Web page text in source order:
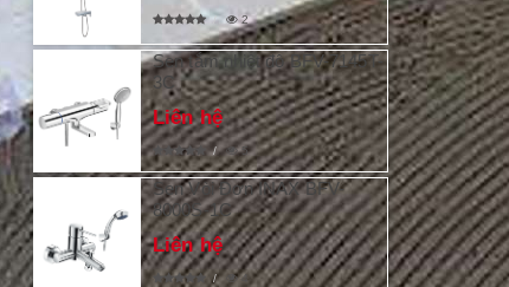
2
Sen tắm nhiệt độ BFV-7145T-
3C
Liên hệ
5
Sen Vòi Đơn INAX BFV-
8000S-1C
Liên hệ
4